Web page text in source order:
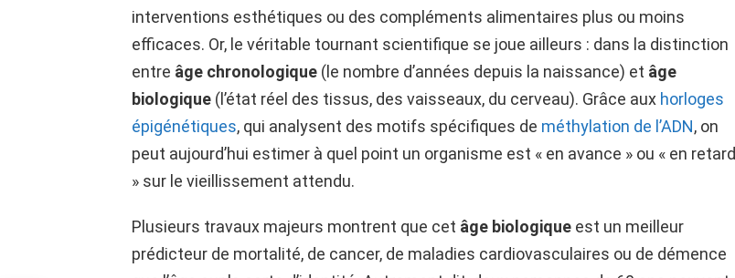
interventions esthétiques ou des compléments alimentaires plus ou moins
efficaces. Or, le véritable tournant scientifique se joue ailleurs : dans la distinction
entre âge chronologique (le nombre d’années depuis la naissance) et âge
biologique (l’état réel des tissus, des vaisseaux, du cerveau). Grâce aux horloges
épigénétiques, qui analysent des motifs spécifiques de méthylation de l’ADN, on
peut aujourd’hui estimer à quel point un organisme est « en avance » ou « en retard
» sur le vieillissement attendu.
Plusieurs travaux majeurs montrent que cet âge biologique est un meilleur
prédicteur de mortalité, de cancer, de maladies cardiovasculaires ou de démence